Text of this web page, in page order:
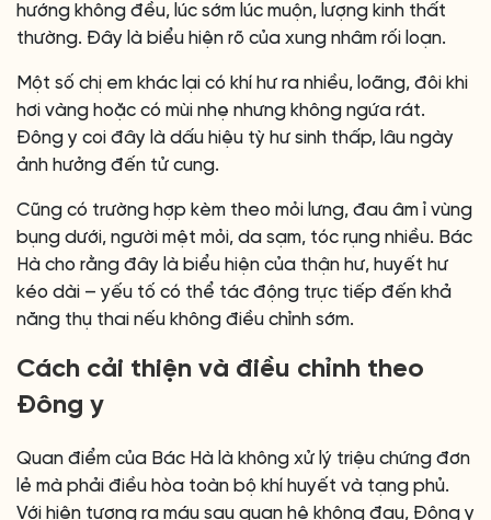
hướng không đều, lúc sớm lúc muộn, lượng kinh thất
thường. Đây là biểu hiện rõ của xung nhâm rối loạn.
Một số chị em khác lại có khí hư ra nhiều, loãng, đôi khi
hơi vàng hoặc có mùi nhẹ nhưng không ngứa rát.
Đông y coi đây là dấu hiệu tỳ hư sinh thấp, lâu ngày
ảnh hưởng đến tử cung.
Cũng có trường hợp kèm theo mỏi lưng, đau âm ỉ vùng
bụng dưới, người mệt mỏi, da sạm, tóc rụng nhiều. Bác
Hà cho rằng đây là biểu hiện của thận hư, huyết hư
kéo dài – yếu tố có thể tác động trực tiếp đến khả
năng thụ thai nếu không điều chỉnh sớm.
Cách cải thiện và điều chỉnh theo
Đông y
Quan điểm của Bác Hà là không xử lý triệu chứng đơn
lẻ mà phải điều hòa toàn bộ khí huyết và tạng phủ.
Với hiện tượng ra máu sau quan hệ không đau, Đông y